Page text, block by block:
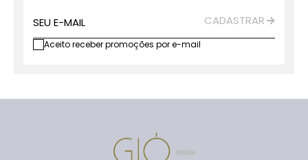
SEU E-MAIL CADASTRAR
Aceito receber promoções por e-mail